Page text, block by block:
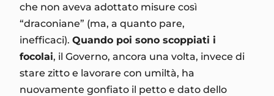
che non aveva adottato misure così
“draconiane” (ma, a quanto pare,
inefficaci). Quando poi sono scoppiati i
focolai, il Governo, ancora una volta, invece di
stare zitto e lavorare con umiltà, ha
nuovamente gonfiato il petto e dato dello